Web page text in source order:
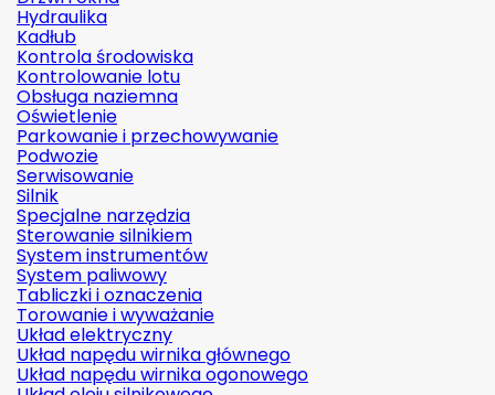
Hydraulika
Kadłub
Kontrola środowiska
Kontrolowanie lotu
Obsługa naziemna
Oświetlenie
Parkowanie i przechowywanie
Podwozie
Serwisowanie
Silnik
Specjalne narzędzia
Sterowanie silnikiem
System instrumentów
System paliwowy
Tabliczki i oznaczenia
Torowanie i wyważanie
Układ elektryczny
Układ napędu wirnika głównego
Układ napędu wirnika ogonowego